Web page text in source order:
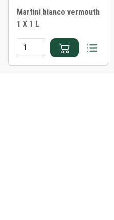
Martini bianco vermouth
1 X 1 L